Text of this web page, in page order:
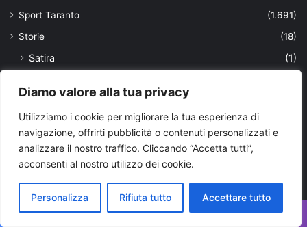
Diamo valore alla tua privacy
Utilizziamo i cookie per migliorare la tua esperienza di
navigazione, offrirti pubblicità o contenuti personalizzati e
analizzare il nostro traffico. Cliccando “Accetta tutti”,
acconsenti al nostro utilizzo dei cookie.
Personalizza Rifiuta tutto Accettare tutto
Sport Taranto
(1.691)
Storie
(18)
Satira (1)
sviluppo
sviluppo sostenibile
Taranto e provincia
Teatro
Tecnologia
(218)